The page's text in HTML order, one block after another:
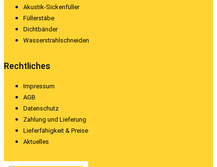
Akustik-Sickenfüller
Füllerstäbe
Dichtbänder
Wasserstrahlschneiden
Rechtliches
Impressum
AGB
Datenschutz
Zahlung und Lieferung
Lieferfähigkeit & Preise
Aktuelles